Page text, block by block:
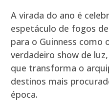
A virada do ano é
espetáculo de fogos
para o Guinness como
verdadeiro show de
que transforma o
destinos mais
época.